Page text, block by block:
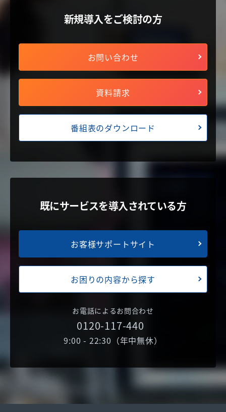
新規導入をご検討の方
お問い合わせ
資料請求
番組表のダウンロード
既にサービスを導入されている方
お客様サポートサイト
お困りの内容から探す
お電話によるお問合わせ
0120-117-440
9:00 - 22:30（年中無休）